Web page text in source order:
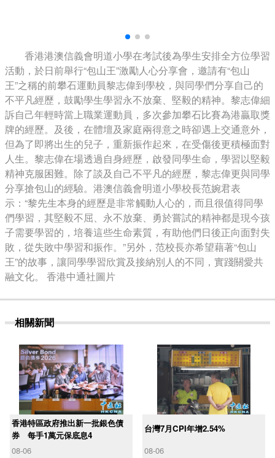
香港港澳信義會明道小學在考試後為學生安排全方位學習
活動，於日前舉行“包山王”激勵人心分享會，邀請有“包山
王”之稱的前攀石運動員黎志偉到學校，與同學們分享自己的
不平凡經歷，鼓勵學生學習永不放棄、堅毅的精神。黎志偉細
訴自己年輕時當上職業運動員，多次參加攀石比賽為港贏取獎
牌的經歷。及後，在體壇及家庭兩得意之時卻遇上交通意外，
但為了即將出生的兒子，重新振作起來，在受傷後更積極面對
人生。黎志偉在場透過自身經歷，啟發同學生命，學習以堅毅
精神克服困難。除了談及自己不平凡的經歷，黎志偉更與同學
分享搶包山的經驗。港澳信義會明道小學校長范婉君表
示：“黎先生本身的經歷是非常觸動人心的，而且很值得同學
們學習，其堅毅不屈、永不放棄、勇於嘗試的精神都是現今孩
子需要學習的，培養這些生命素質，有助他們日後正向面對失
敗，從失敗中學習和振作。”另外，范校長亦希望藉著“包山
王”的故事，讓同學學習欣賞及接納別人的不同，實踐關愛共
融文化。 香港中通社圖片
相關新聞
香港特區政府推出新一批銀色債
券 每手1萬元保底息4
08-06
台灣7月CPI年增2.54%
08-06